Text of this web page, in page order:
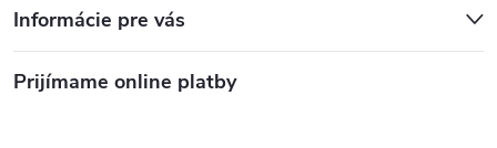
Informácie pre vás
Prijímame online platby